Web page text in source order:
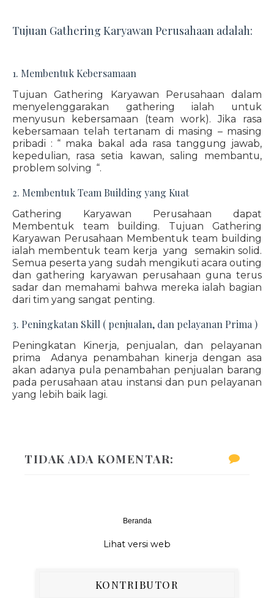
Tujuan Gathering Karyawan Perusahaan adalah:
1. Membentuk Kebersamaan
Tujuan Gathering Karyawan Perusahaan dalam
menyelenggarakan gathering ialah untuk
menyusun kebersamaan (team work). Jika rasa
kebersamaan telah tertanam di masing – masing
pribadi : “ maka bakal ada rasa tanggung jawab,
kepedulian, rasa setia kawan, saling membantu,
problem solving “.
2. Membentuk Team Building yang Kuat
Gathering Karyawan Perusahaan dapat
Membentuk team building. Tujuan Gathering
Karyawan Perusahaan Membentuk team building
ialah membentuk team kerja yang semakin solid.
Semua peserta yang sudah mengikuti acara outing
dan gathering karyawan perusahaan guna terus
sadar dan memahami bahwa mereka ialah bagian
dari tim yang sangat penting.
3. Peningkatan Skill ( penjualan, dan pelayanan Prima )
Peningkatan Kinerja, penjualan, dan pelayanan
prima Adanya penambahan kinerja dengan asa
akan adanya pula penambahan penjualan barang
pada perusahaan atau instansi dan pun pelayanan
yang lebih baik lagi.
TIDAK ADA KOMENTAR:
Beranda
Lihat versi web
KONTRIBUTOR